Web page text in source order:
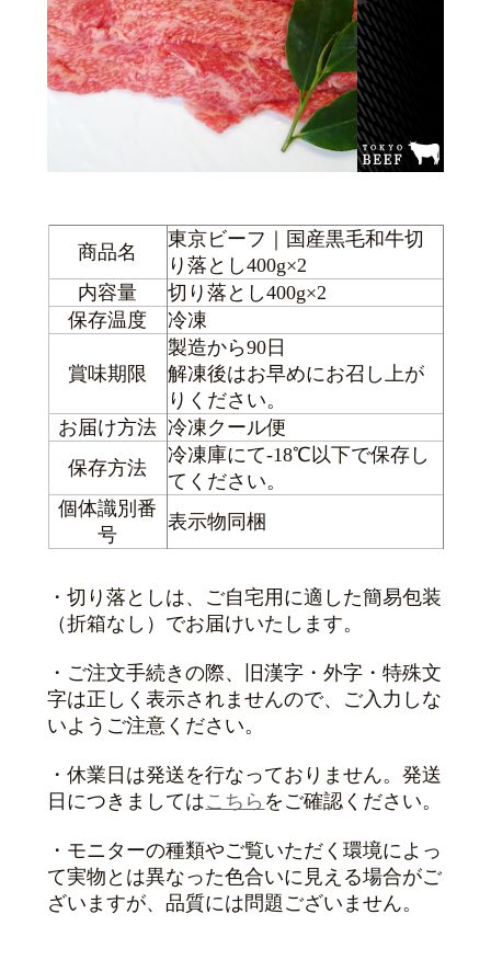
商品名
東京ビーフ｜国産黒毛和牛切
り落とし400g×2
内容量
切り落とし400g×2
保存温度
冷凍
賞味期限
製造から90日
解凍後はお早めにお召し上が
りください。
お届け方法 冷凍クール便
保存方法
冷凍庫にて-18℃以下で保存し
てください。
個体識別番
号
表示物同梱
・切り落としは、ご自宅用に適した簡易包装
（折箱なし）でお届けいたします。
・ご注文手続きの際、旧漢字・外字・特殊文
字は正しく表示されませんので、ご入力しな
いようご注意ください。
・休業日は発送を行なっておりません。発送
日につきましてはこちら をご確認ください。
・モニターの種類やご覧いただく環境によっ
て実物とは異なった色合いに見える場合がご
ざいますが、品質には問題ございません。